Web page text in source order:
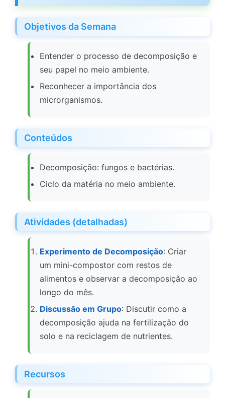
Objetivos da Semana
Entender o processo de decomposição e
seu papel no meio ambiente.
Reconhecer a importância dos
microrganismos.
Conteúdos
Decomposição: fungos e bactérias.
Ciclo da matéria no meio ambiente.
Atividades (detalhadas)
Experimento de Decomposição: Criar
um mini-compostor com restos de
alimentos e observar a decomposição ao
longo do mês.
Discussão em Grupo: Discutir como a
decomposição ajuda na fertilização do
solo e na reciclagem de nutrientes.
Recursos